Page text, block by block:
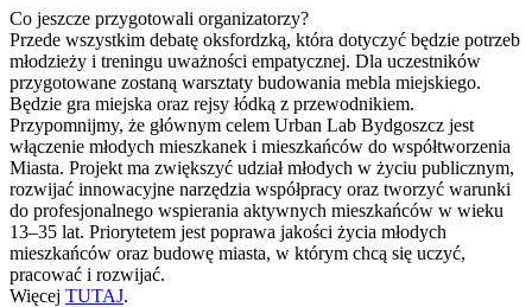
Co jeszcze przygotowali organizatorzy?
Przede wszystkim debatę oksfordzką, która dotyczyć będzie potrzeb
młodzieży i treningu uważności empatycznej. Dla uczestników
przygotowane zostaną warsztaty budowania mebla miejskiego.
Będzie gra miejska oraz rejsy łódką z przewodnikiem.
Przypomnijmy, że głównym celem Urban Lab Bydgoszcz jest
włączenie młodych mieszkanek i mieszkańców do współtworzenia
Miasta. Projekt ma zwiększyć udział młodych w życiu publicznym,
rozwijać innowacyjne narzędzia współpracy oraz tworzyć warunki
do profesjonalnego wspierania aktywnych mieszkańców w wieku
13–35 lat. Priorytetem jest poprawa jakości życia młodych
mieszkańców oraz budowę miasta, w którym chcą się uczyć,
pracować i rozwijać.
Więcej TUTAJ.